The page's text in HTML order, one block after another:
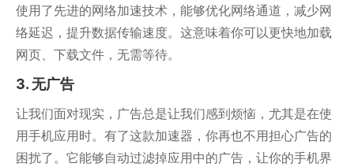
使用了先进的网络加速技术，能够优化网络通道，减少网
络延迟，提升数据传输速度。这意味着你可以更快地加载
网页、下载文件，无需等待。
3. 无广告
让我们面对现实，广告总是让我们感到烦恼，尤其是在使
用手机应用时。有了这款加速器，你再也不用担心广告的
困扰了。它能够自动过滤掉应用中的广告，让你的手机界